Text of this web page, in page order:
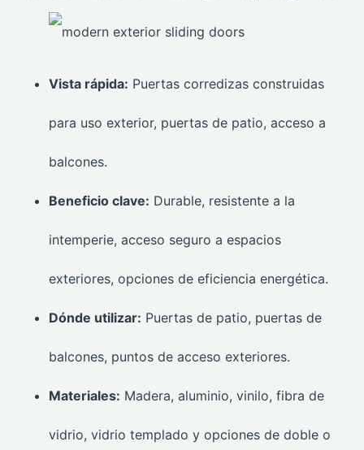
Vista rápida: Puertas corredizas construidas
para uso exterior, puertas de patio, acceso a
balcones.
Beneficio clave: Durable, resistente a la
intemperie, acceso seguro a espacios
exteriores, opciones de eficiencia energética.
Dónde utilizar: Puertas de patio, puertas de
balcones, puntos de acceso exteriores.
Materiales: Madera, aluminio, vinilo, fibra de
vidrio, vidrio templado y opciones de doble o